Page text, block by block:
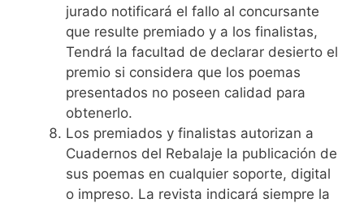
jurado notificará el fallo al concursante
que resulte premiado y a los finalistas,
Tendrá la facultad de declarar desierto el
premio si considera que los poemas
presentados no poseen calidad para
obtenerlo.
Los premiados y finalistas autorizan a
Cuadernos del Rebalaje la publicación de
sus poemas en cualquier soporte, digital
o impreso. La revista indicará siempre la